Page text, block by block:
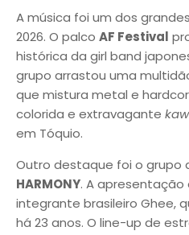
A música foi um dos
2026. O palco AF Festival
histórica da girl band
grupo arrastou uma
que mistura metal e
colorida e extravagante
em Tóquio.
Outro destaque foi o grupo
HARMONY. A
integrante brasileiro Ghee,
há 23 anos. O line-up de